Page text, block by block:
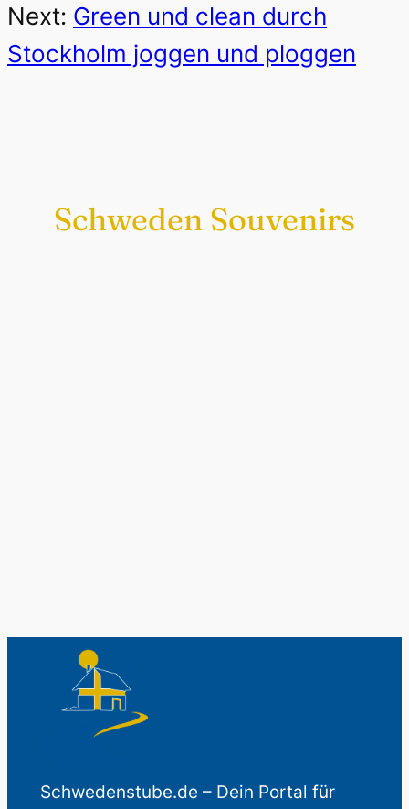
Next: Green und clean durch
Stockholm joggen und ploggen
Schweden Souvenirs
Schwedenstube.de – Dein Portal für